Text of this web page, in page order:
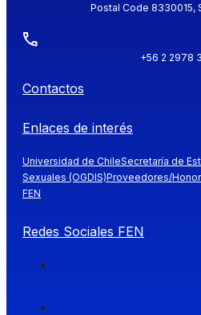
Postal Code 8330015,
+56 2 2978
Contactos
Enlaces de interés
Universidad de ChileSecretaría de
Sexuales (OGDIS)Proveedores/
FEN
Redes Sociales FEN